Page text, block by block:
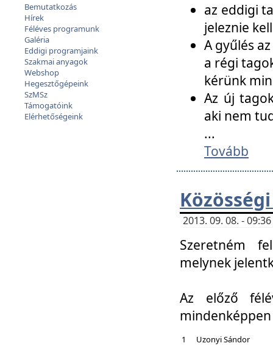
Bemutatkozás
Hírek
Féléves programunk
Galéria
Eddigi programjaink
Szakmai anyagok
Webshop
Hegesztőgépeink
SzMSz
Támogatóink
Elérhetőségeink
az eddigi
jeleznie
A gyűlés
a régi
kérünk
Az új
aki nem
...
Tovább
2013. 09. 08. -
Szeretném
melynek
Az előző
1
Uzonyi Sándor